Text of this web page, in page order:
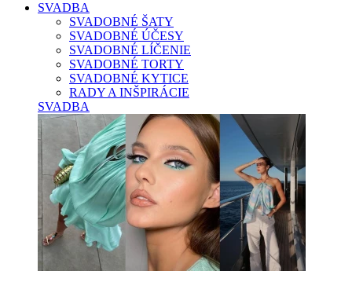
SVADBA
SVADOBNÉ ŠATY
SVADOBNÉ ÚČESY
SVADOBNÉ LÍČENIE
SVADOBNÉ TORTY
SVADOBNÉ KYTICE
RADY A INŠPIRÁCIE
SVADBA